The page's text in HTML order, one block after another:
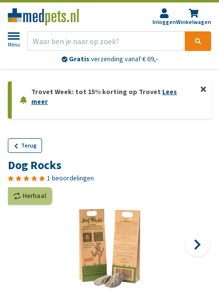
InloggenWinkelwagen
Menu
Gratis verzending vanaf € 69,-
Trovet Week: tot 15% korting op Trovet Lees
meer
Terug
Dog Rocks
1 beoordelingen
Herhaal